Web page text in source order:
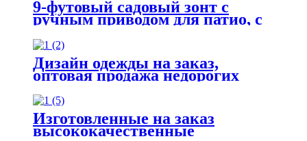
9-футовый садовый зонт с
ручным приводом для патио, с
возможностью нанесения
логотипа на заказ, уличный
солнцезащитный зонт, зонты
для патио.
Дизайн одежды на заказ,
оптовая продажа недорогих
зонтов, автоматический зонт
для мини-одежды.
Изготовленные на заказ
высококачественные